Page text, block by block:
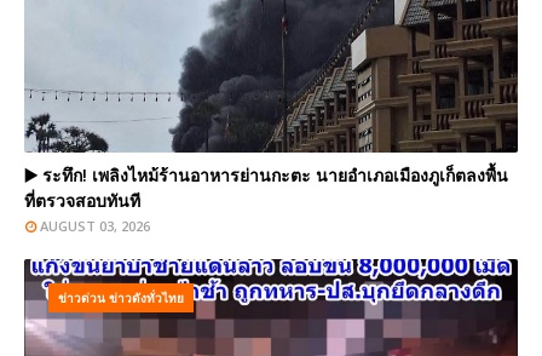
▶️ ระทึก! เพลิงไหม้ร้านอาหารย่านกะตะ นายอำเภอเมืองภูเก็ตลงพื้น
ที่ตรวจสอบทันที
AUGUST 03, 2026
ข่าวด่วน ข่าวดังทั่วไทย